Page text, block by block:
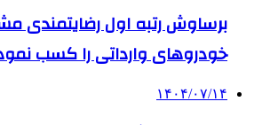
برساوش رتبه اول رضایتمندی
خودروهای وارداتی را کسب
۱۴۰۴/۰۷/۱۴